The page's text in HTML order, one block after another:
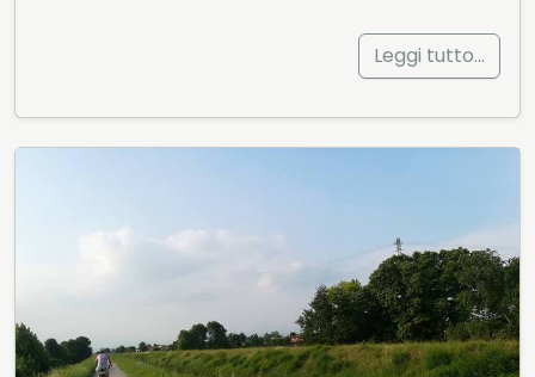
Leggi tutto…